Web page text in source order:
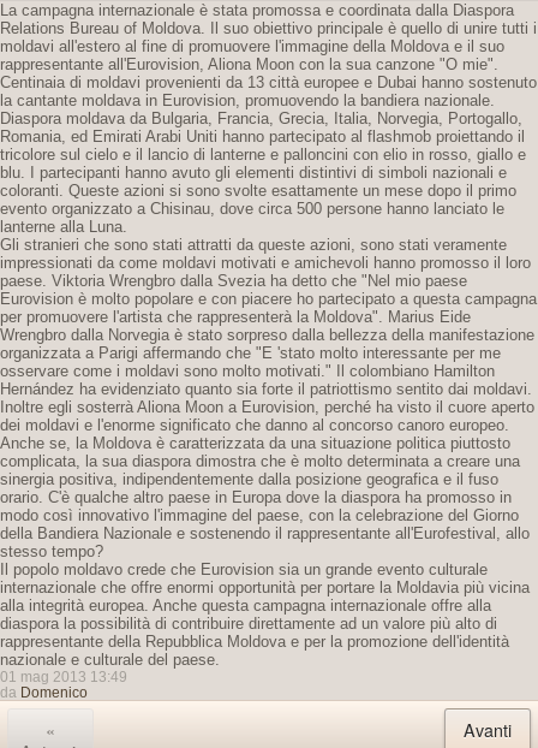
La campagna internazionale è stata promossa e coordinata dalla Diaspora
Relations Bureau of Moldova. Il suo obiettivo principale è quello di unire tutti i
moldavi all'estero al fine di promuovere l'immagine della Moldova e il suo
rappresentante all'Eurovision, Aliona Moon con la sua canzone "O mie".
Centinaia di moldavi provenienti da 13 città europee e Dubai hanno sostenuto
la cantante moldava in Eurovision, promuovendo la bandiera nazionale.
Diaspora moldava da Bulgaria, Francia, Grecia, Italia, Norvegia, Portogallo,
Romania, ed Emirati Arabi Uniti hanno partecipato al flashmob proiettando il
tricolore sul cielo e il lancio di lanterne e palloncini con elio in rosso, giallo e
blu. I partecipanti hanno avuto gli elementi distintivi di simboli nazionali e
coloranti. Queste azioni si sono svolte esattamente un mese dopo il primo
evento organizzato a Chisinau, dove circa 500 persone hanno lanciato le
lanterne alla Luna.
Gli stranieri che sono stati attratti da queste azioni, sono stati veramente
impressionati da come moldavi motivati ​​e amichevoli hanno promosso il loro
paese. Viktoria Wrengbro dalla Svezia ha detto che "Nel mio paese
Eurovision è molto popolare e con piacere ho partecipato a questa campagna
per promuovere l'artista che rappresenterà la Moldova". Marius Eide
Wrengbro dalla Norvegia è stato sorpreso dalla bellezza della manifestazione
organizzata a Parigi affermando che "E 'stato molto interessante per me
osservare come i moldavi sono molto motivati." Il colombiano Hamilton
Hernández ha evidenziato quanto sia forte il patriottismo sentito dai moldavi.
Inoltre egli sosterrà Aliona Moon a Eurovision, perché ha visto il cuore aperto
dei moldavi e l'enorme significato che danno al concorso canoro europeo.
Anche se, la Moldova è caratterizzata da una situazione politica piuttosto
complicata, la sua diaspora dimostra che è molto determinata a creare una
sinergia positiva, indipendentemente dalla posizione geografica e il fuso
orario. C'è qualche altro paese in Europa dove la diaspora ha promosso in
modo così innovativo l'immagine del paese, con la celebrazione del Giorno
della Bandiera Nazionale e sostenendo il rappresentante all'Eurofestival, allo
stesso tempo?
Il popolo moldavo crede che Eurovision sia un grande evento culturale
internazionale che offre enormi opportunità per portare la Moldavia più vicina
alla integrità europea. Anche questa campagna internazionale offre alla
diaspora la possibilità di contribuire direttamente ad un valore più alto di
rappresentante della Repubblica Moldova e per la promozione dell'identità
nazionale e culturale del paese.
01 mag 2013 13:49
da Domenico
«
Avanti